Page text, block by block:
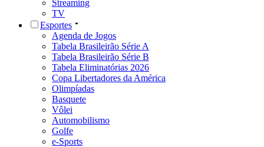
Streaming
TV
Esportes
Agenda de Jogos
Tabela Brasileirão Série A
Tabela Brasileirão Série B
Tabela Eliminatórias 2026
Copa Libertadores da América
Olimpíadas
Basquete
Vôlei
Automobilismo
Golfe
e-Sports